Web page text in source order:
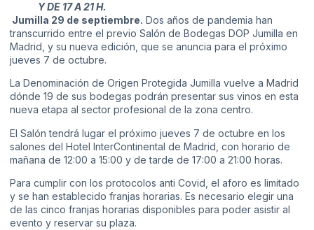
Y DE 17 A 21 H.
Jumilla 29 de septiembre. Dos años de pandemia han
transcurrido entre el previo Salón de Bodegas DOP Jumilla en
Madrid, y su nueva edición, que se anuncia para el próximo
jueves 7 de octubre.
La Denominación de Origen Protegida Jumilla vuelve a Madrid
dónde 19 de sus bodegas podrán presentar sus vinos en esta
nueva etapa al sector profesional de la zona centro.
El Salón tendrá lugar el próximo jueves 7 de octubre en los
salones del Hotel InterContinental de Madrid, con horario de
mañana de 12:00 a 15:00 y de tarde de 17:00 a 21:00 horas.
Para cumplir con los protocolos anti Covid, el aforo es limitado
y se han establecido franjas horarias. Es necesario elegir una
de las cinco franjas horarias disponibles para poder asistir al
evento y reservar su plaza.